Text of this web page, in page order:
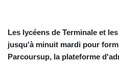
Les lycéens de Terminale et
jusqu'à minuit mardi pour
Parcoursup, la plateforme